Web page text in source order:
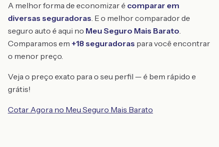
A melhor forma de economizar é comparar em
diversas seguradoras. E o melhor comparador de
seguro auto é aqui no Meu Seguro Mais Barato.
Comparamos em +18 seguradoras para você encontrar
o menor preço.
Veja o preço exato para o seu perfil — é bem rápido e
grátis!
Cotar Agora no Meu Seguro Mais Barato